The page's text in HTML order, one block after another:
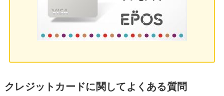
クレジットカードに関してよくある質問